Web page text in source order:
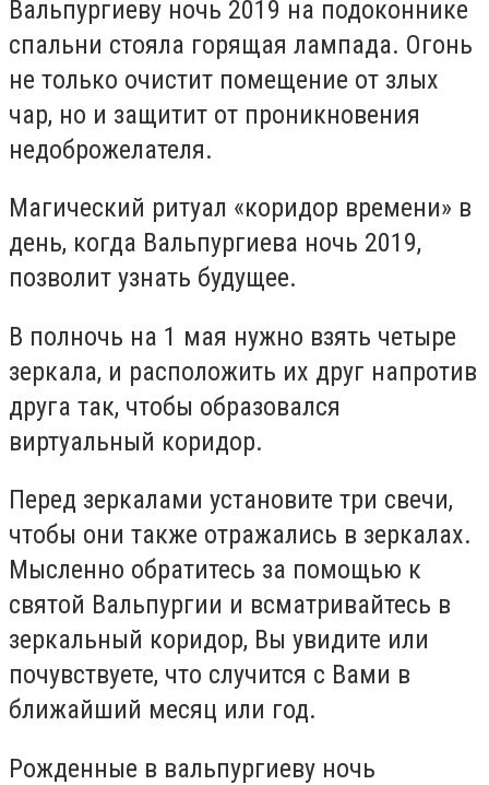
Вальпургиеву ночь 2019 на подоконнике
спальни стояла горящая лампада. Огонь
не только очистит помещение от злых
чар, но и защитит от проникновения
недоброжелателя.
Магический ритуал «коридор времени» в
день, когда Вальпургиева ночь 2019,
позволит узнать будущее.
В полночь на 1 мая нужно взять четыре
зеркала, и расположить их друг напротив
друга так, чтобы образовался
виртуальный коридор.
Перед зеркалами установите три свечи,
чтобы они также отражались в зеркалах.
Мысленно обратитесь за помощью к
святой Вальпургии и всматривайтесь в
зеркальный коридор, Вы увидите или
почувствуете, что случится с Вами в
ближайший месяц или год.
Рожденные в вальпургиеву ночь